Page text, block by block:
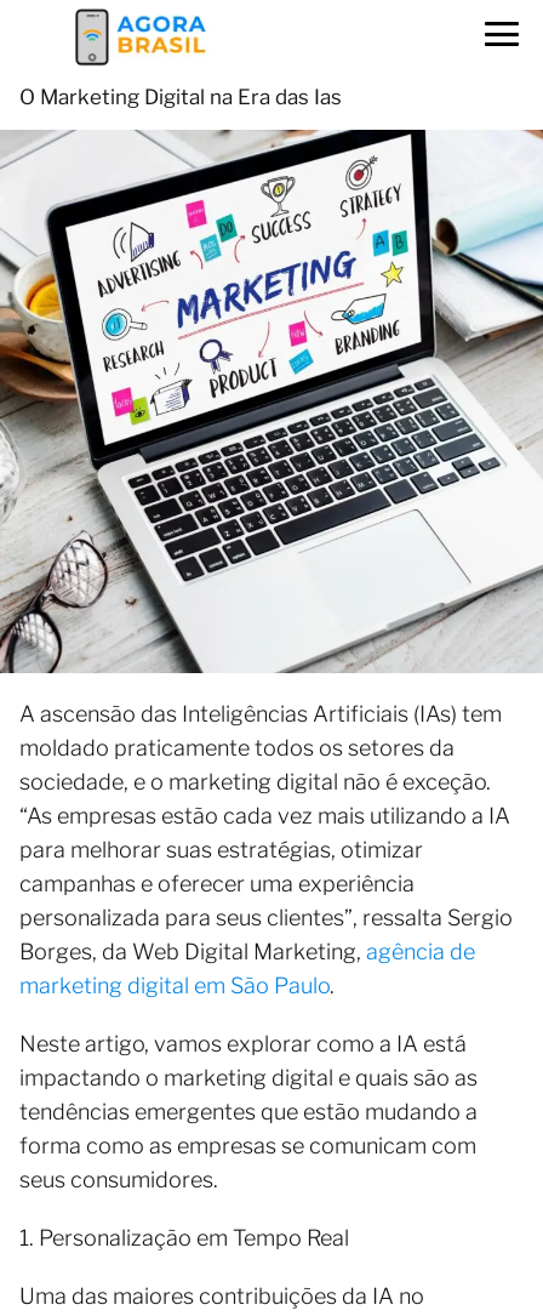
O Marketing Digital na Era das Ias
A ascensão das Inteligências Artificiais (IAs) tem
moldado praticamente todos os setores da
sociedade, e o marketing digital não é exceção.
“As empresas estão cada vez mais utilizando a IA
para melhorar suas estratégias, otimizar
campanhas e oferecer uma experiência
personalizada para seus clientes”, ressalta Sergio
Borges, da Web Digital Marketing, agência de
marketing digital em São Paulo.
Neste artigo, vamos explorar como a IA está
impactando o marketing digital e quais são as
tendências emergentes que estão mudando a
forma como as empresas se comunicam com
seus consumidores.
1. Personalização em Tempo Real
Uma das maiores contribuições da IA no